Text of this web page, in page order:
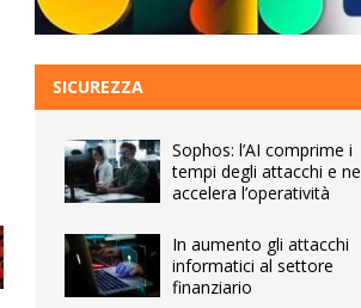
SICUREZZA
Sophos: l’AI comprime i
tempi degli attacchi e ne
accelera l’operatività
In aumento gli attacchi
informatici al settore
finanziario